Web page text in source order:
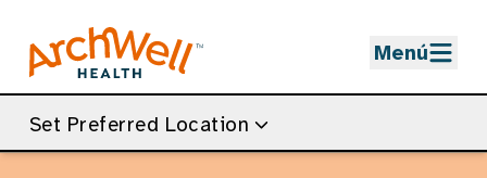
Menú
Set Preferred Location